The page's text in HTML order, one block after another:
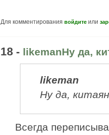
Для комментирования войдите или
18 - likemanНу да,
likeman
Ну да,
Всегда